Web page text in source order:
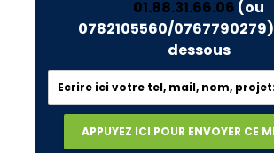
01.88.31.66.06 (ou
0782105560/0767790279)
dessous